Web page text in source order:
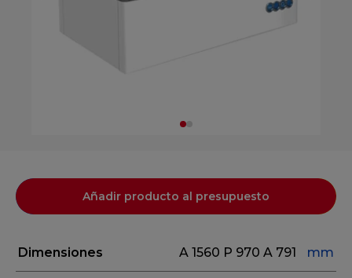
Añadir producto al presupuesto
Dimensiones A 1560 P 970 A 791 mm